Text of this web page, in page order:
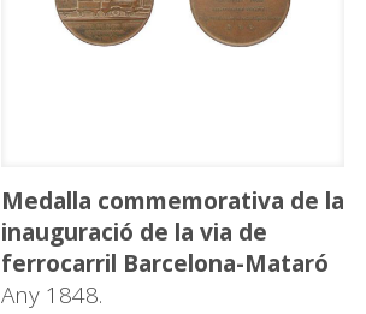
Medalla commemorativa de la
inauguració de la via de
ferrocarril Barcelona-Mataró
Any 1848.